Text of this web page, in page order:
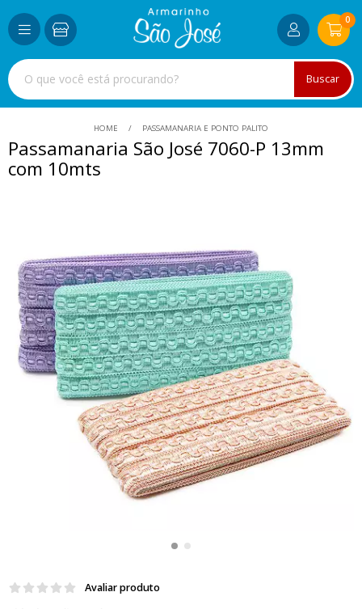
Buscar
0
HOME PASSAMANARIA E PONTO PALITO
Passamanaria São José 7060-P 13mm
com 10mts
Avaliar produto